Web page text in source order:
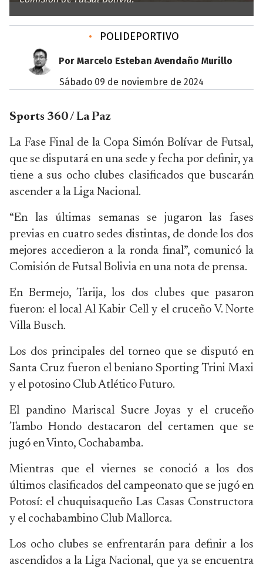
• POLIDEPORTIVO
Por Marcelo Esteban Avendaño Murillo
sábado 09 de noviembre de 2024
Sports 360 / La Paz
La Fase Final de la Copa Simón Bolívar de Futsal,
que se disputará en una sede y fecha por definir, ya
tiene a sus ocho clubes clasificados que buscarán
ascender a la Liga Nacional.
“En las últimas semanas se jugaron las fases
previas en cuatro sedes distintas, de donde los dos
mejores accedieron a la ronda final”, comunicó la
Comisión de Futsal Bolivia en una nota de prensa.
En Bermejo, Tarija, los dos clubes que pasaron
fueron: el local Al Kabir Cell y el cruceño V. Norte
Villa Busch.
Los dos principales del torneo que se disputó en
Santa Cruz fueron el beniano Sporting Trini Maxi
y el potosino Club Atlético Futuro.
El pandino Mariscal Sucre Joyas y el cruceño
Tambo Hondo destacaron del certamen que se
jugó en Vinto, Cochabamba.
Mientras que el viernes se conoció a los dos
últimos clasificados del campeonato que se jugó en
Potosí: el chuquisaqueño Las Casas Constructora
y el cochabambino Club Mallorca.
Los ocho clubes se enfrentarán para definir a los
ascendidos a la Liga Nacional, que ya se encuentra